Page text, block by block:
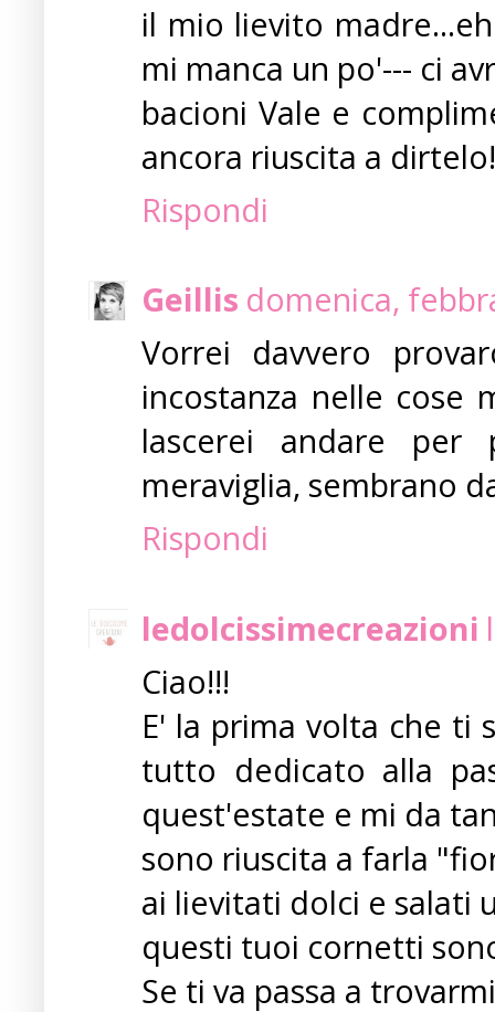
il mio lievito
mi manca un po'--- ci
bacioni Vale e
ancora riuscita a
Rispondi
Geillis domenica,
Vorrei davvero
incostanza nelle cose
lascerei andare per
meraviglia, sembrano
Rispondi
ledolcissimecreazioni
Ciao!!!
E' la prima volta che ti
tutto dedicato alla
quest'estate e mi da
sono riuscita a farla
ai lievitati dolci e salati
questi tuoi cornetti
Se ti va passa a